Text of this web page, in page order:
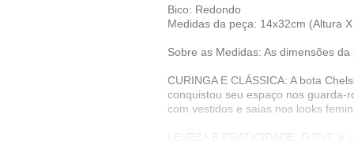
Bico: Redondo
Medidas da peça: 14x32cm (Altura
Sobre as Medidas: As dimensões
CURINGA E CLÁSSICA: A bota
conquistou seu espaço nos guarda-
com vestidos e saias nos looks
LEVEZA E PRATICIDADE: O PVC